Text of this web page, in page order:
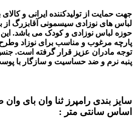
جهت حمایت از تولیدکننده ایرانی و کالای
لباس های نوزادی سیسمونی آقابزرگ از
حوزه لباس نوزادی و کودک می باشد.
پارچه مرغوب و مناسب برای نوزاد
توجه مادران عزیز قرار گرفته است.
پنبه نرم و ضد حساسیت و سازگار با
سایز بندی رامپرز ثنا وان بای
اساس سانتی متر :